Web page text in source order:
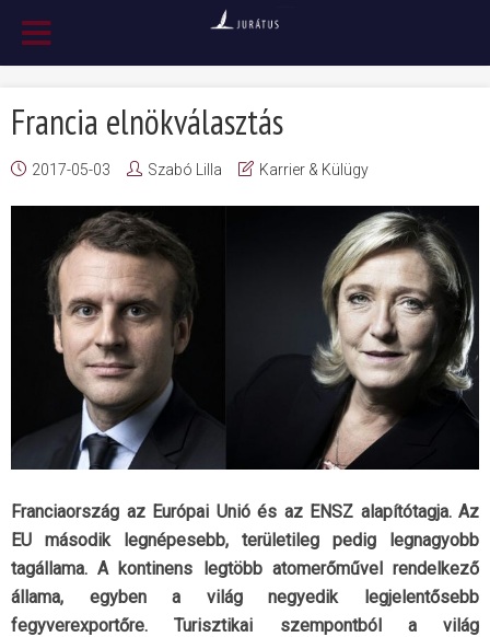
Francia elnökválasztás
2017-05-03 Szabó Lilla Karrier & Külügy
Franciaország az Európai Unió és az ENSZ alapítótagja. Az
EU második legnépesebb, területileg pedig legnagyobb
tagállama. A kontinens legtöbb atomerőművel rendelkező
állama, egyben a világ negyedik legjelentősebb
fegyverexportőre. Turisztikai szempontból a világ